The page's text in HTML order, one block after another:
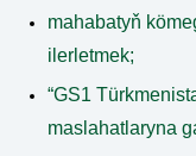
mahabatyň
ilerletmek;
“GS1
maslahatlaryna